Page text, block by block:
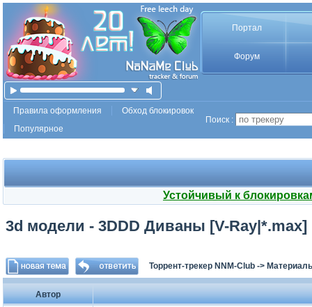
Портал
Форум
Правила оформления
Обход блокировок
Популярное
Поиск :
Устойчивый к
3d модели - 3DDD Диваны [V-Ray|*.max]
Торрент-трекер NNM-Club ->
Автор